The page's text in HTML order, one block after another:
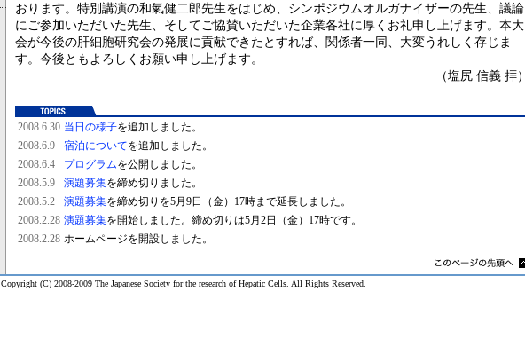
おります。特別講演の和氣健二郎先生をはじめ、シンポジウムオルガナイザーの先生、議論
にご参加いただいた先生、そしてご協賛いただいた企業各社に厚くお礼申し上げます。本大
会が今後の肝細胞研究会の発展に貢献できたとすれば、関係者一同、大変うれしく存じま
す。今後ともよろしくお願い申し上げます。
（塩尻 信義 拝）
2008.6.30 当日の様子を追加しました。
2008.6.9
宿泊についてを追加しました。
2008.6.4
プログラムを公開しました。
2008.5.9
演題募集を締め切りました。
2008.5.2
演題募集を締め切りを5月9日（金）17時まで延長しました。
2008.2.28 演題募集を開始しました。締め切りは5月2日（金）17時です。
2008.2.28 ホームページを開設しました。
Copyright (C) 2008-2009 The Japanese Society for the research of Hepatic Cells. All Rights Reserved.